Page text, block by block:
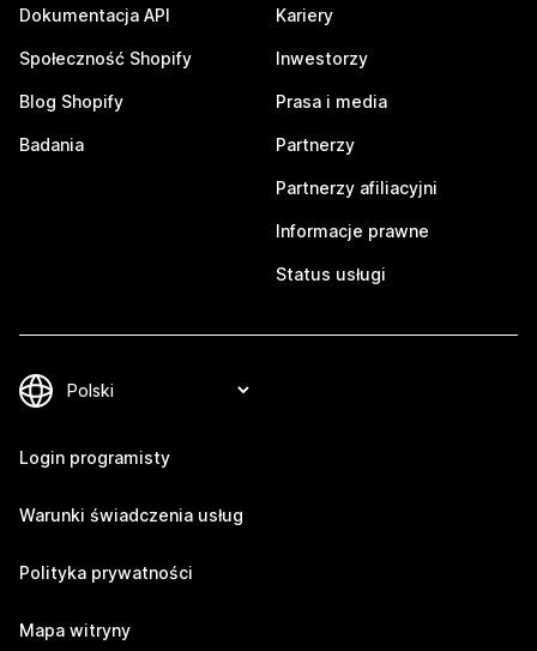
Dokumentacja API
Społeczność Shopify
Blog Shopify
Badania
Kariery
Inwestorzy
Prasa i media
Partnerzy
Partnerzy afiliacyjni
Informacje prawne
Status usługi
Login programisty
Warunki świadczenia usług
Polityka prywatności
Mapa witryny